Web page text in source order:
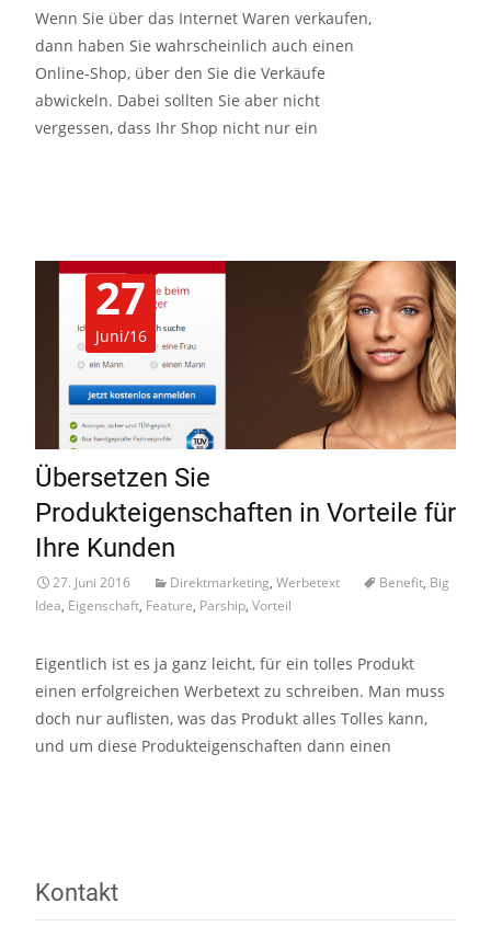
Wenn Sie über das Internet Waren verkaufen,
dann haben Sie wahrscheinlich auch einen
Online-Shop, über den Sie die Verkäufe
abwickeln. Dabei sollten Sie aber nicht
vergessen, dass Ihr Shop nicht nur ein
27
Juni/16
Übersetzen Sie
Produkteigenschaften in Vorteile für
Ihre Kunden
27. Juni 2016 Direktmarketing, Werbetext Benefit, Big
Idea, Eigenschaft, Feature, Parship, Vorteil
Eigentlich ist es ja ganz leicht, für ein tolles Produkt
einen erfolgreichen Werbetext zu schreiben. Man muss
doch nur auflisten, was das Produkt alles Tolles kann,
und um diese Produkteigenschaften dann einen
Kontakt